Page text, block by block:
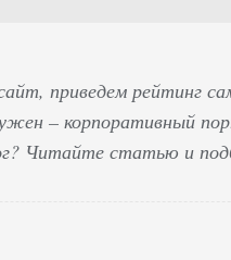
приведем рейтинг
– корпоративный
Читайте статью и